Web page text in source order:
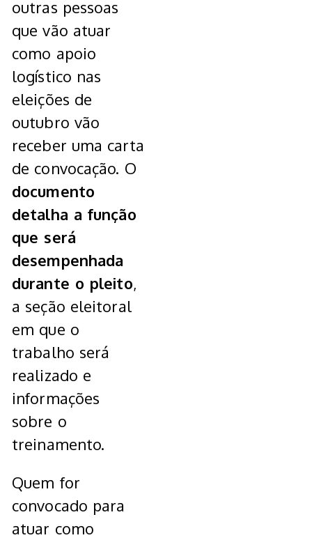
outras pessoas
que vão atuar
como apoio
logístico nas
eleições de
outubro vão
receber uma carta
de convocação. O
documento
detalha a função
que será
desempenhada
durante o pleito,
a seção eleitoral
em que o
trabalho será
realizado e
informações
sobre o
treinamento.
Quem for
convocado para
atuar como